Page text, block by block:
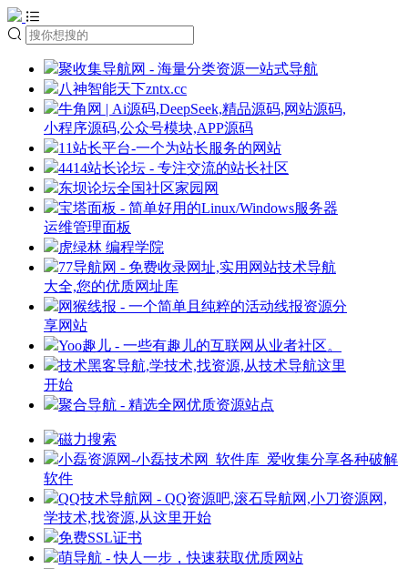
聚收集导航网 - 海量分类资源一站式导航
八神智能天下zntx.cc
牛角网 | Ai源码,DeepSeek,精品源码,网站源码,
小程序源码,公众号模块,APP源码
11站长平台-一个为站长服务的网站
4414站长论坛 - 专注交流的站长社区
东坝论坛全国社区家园网
宝塔面板 - 简单好用的Linux/Windows服务器
运维管理面板
虎绿林 编程学院
77导航网 - 免费收录网址,实用网站技术导航
大全,您的优质网址库
网猴线报 - 一个简单且纯粹的活动线报资源分
享网站
Yoo趣儿 - 一些有趣儿的互联网从业者社区。
技术黑客导航,学技术,找资源,从技术导航这里
开始
聚合导航 - 精选全网优质资源站点
磁力搜索
小磊资源网-小磊技术网_软件库_爱收集分享各种破解
软件
QQ技术导航网 - QQ资源吧,滚石导航网,小刀资源网,
学技术,找资源,从这里开始
免费SSL证书
萌导航 - 快人一步，快速获取优质网站